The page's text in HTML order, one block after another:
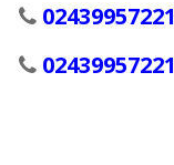
02439957221
02439957221